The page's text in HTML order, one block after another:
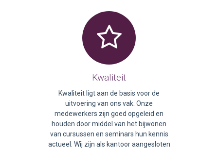
Kwaliteit
Kwaliteit ligt aan de basis voor de
uitvoering van ons vak. Onze
medewerkers zijn goed opgeleid en
houden door middel van het bijwonen
van cursussen en seminars hun kennis
actueel. Wij zijn als kantoor aangesloten